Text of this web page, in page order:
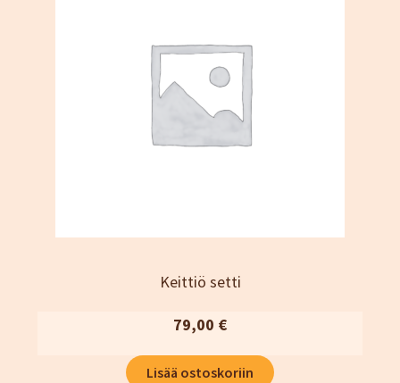
Keittiö setti
79,00 €
Lisää ostoskoriin